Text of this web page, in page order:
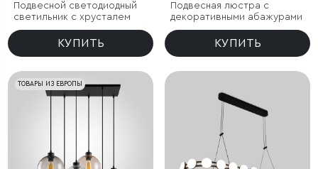
Подвесной светодиодный
светильник с хрусталем
КУПИТЬ
Подвесная люстра с
декоративными абажурами
КУПИТЬ
ТОВАРЫ ИЗ ЕВРОПЫ